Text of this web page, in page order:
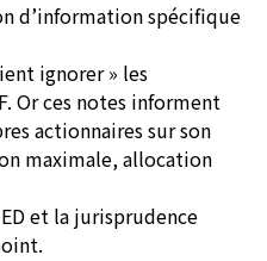
d’information spécifique
ignorer » les
Or ces notes informent
actionnaires sur son
maximale, allocation
et la jurisprudence